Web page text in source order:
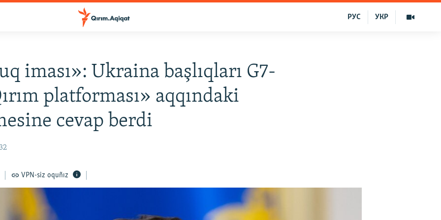
УКР
РУС
iması»: Ukraina başlıqları G7-
platforması» aqqındaki
cevap berdi
VPN-siz oquñız